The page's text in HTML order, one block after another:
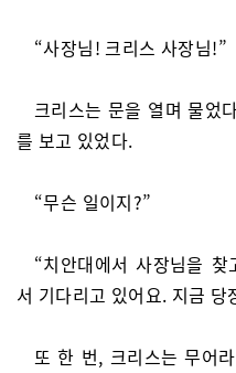
“사장님! 크리스 사장님!”
크리스는 문을 열며 물었
를 보고 있었다.
“무슨 일이지?”
“치안대에서 사장님을
서 기다리고 있어요. 지금
또 한 번, 크리스는 무어